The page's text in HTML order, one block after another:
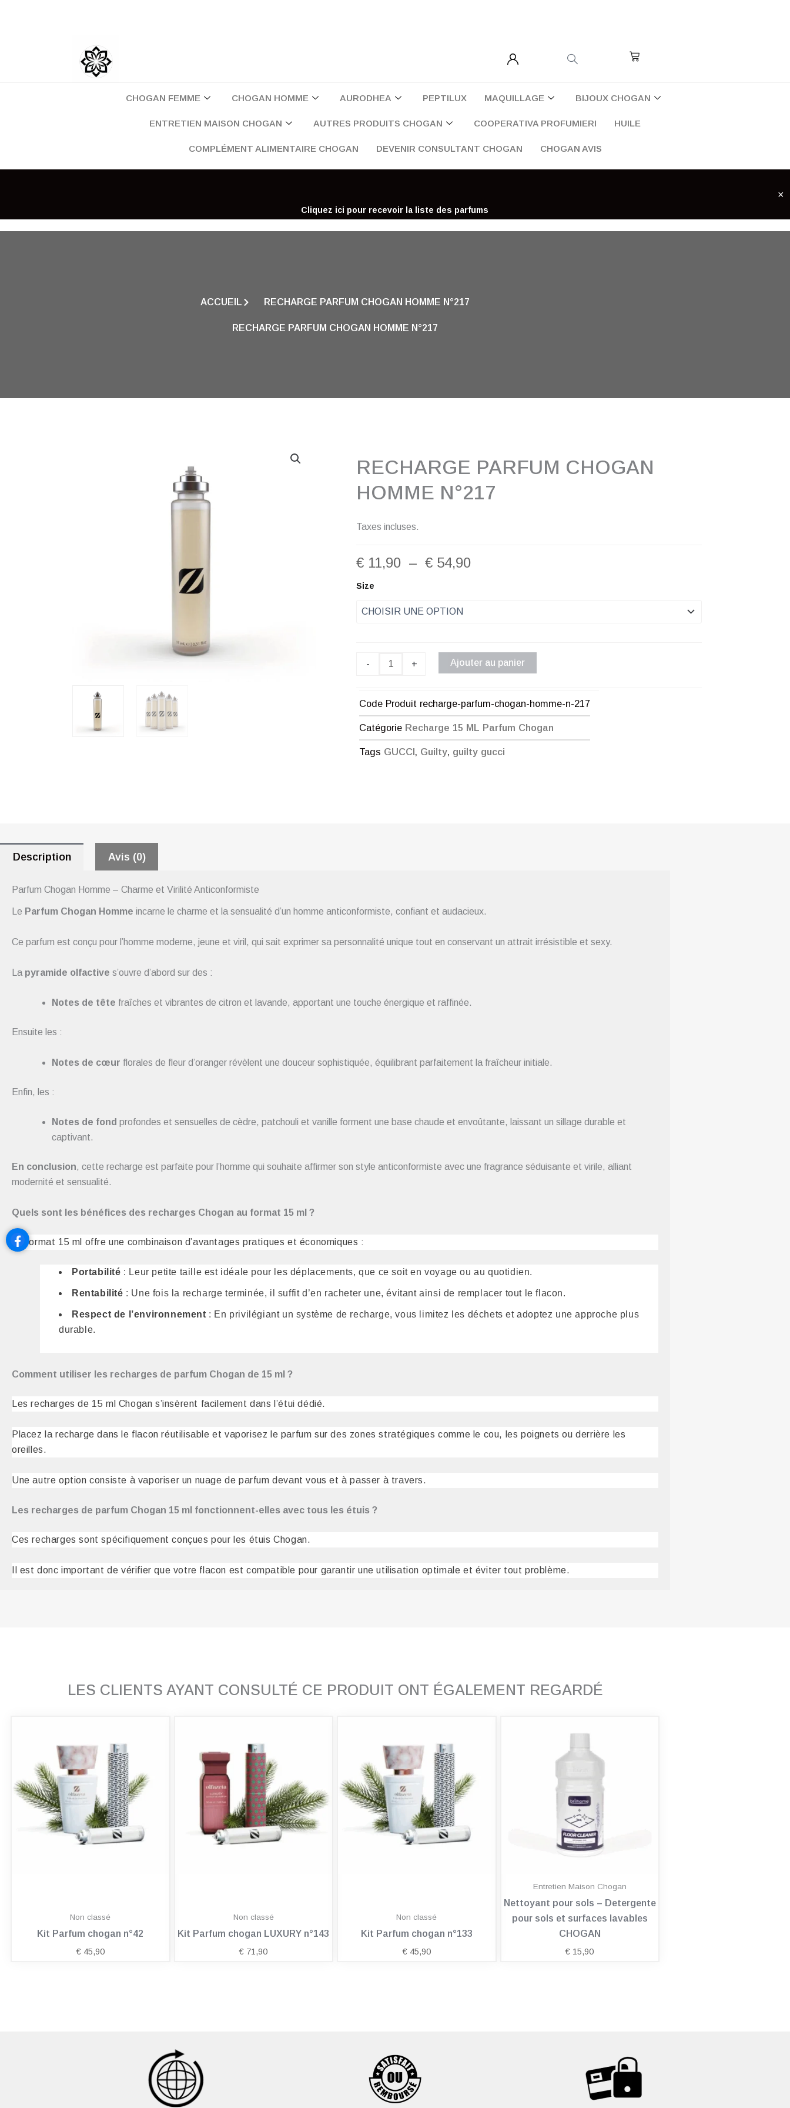
Cart
CHOGAN FEMME CHOGAN HOMME AURODHEA PEPTILUX MAQUILLAGE BIJOUX CHOGAN
ENTRETIEN MAISON CHOGAN AUTRES PRODUITS CHOGAN COOPERATIVA PROFUMIERI HUILE
COMPLÉMENT ALIMENTAIRE CHOGAN DEVENIR CONSULTANT CHOGAN CHOGAN AVIS
Cliquez ici pour recevoir la liste des parfums
×
ACCUEIL RECHARGE PARFUM CHOGAN HOMME N°217
RECHARGE PARFUM CHOGAN HOMME N°217
RECHARGE PARFUM CHOGAN
HOMME N°217
Taxes incluses.
€ 11,90 – € 54,90Plage
à
€ 54,90
Size
-
quantité
Recharge
Parfum
+ Ajouter au panier
Code Produit recharge-parfum-chogan-homme-n-217
Catégorie Recharge 15 ML Parfum Chogan
Tags GUCCI , Guilty, guilty gucci
Description Avis (0)
Parfum Chogan Homme – Charme et Virilité Anticonformiste
Le Parfum Chogan Homme incarne le charme et la sensualité d’un homme anticonformiste, confiant et audacieux.
Ce parfum est conçu pour l’homme moderne, jeune et viril, qui sait exprimer sa personnalité unique tout en conservant un attrait irrésistible et sexy.
La pyramide olfactive s’ouvre d’abord sur des :
Notes de tête fraîches et vibrantes de citron et lavande, apportant une touche énergique et raffinée.
Ensuite les :
Notes de cœur florales de fleur d’oranger révèlent une douceur sophistiquée, équilibrant parfaitement la fraîcheur initiale.
Enfin, les :
Notes de fond profondes et sensuelles de cèdre, patchouli et vanille forment une base chaude et envoûtante, laissant un sillage durable et
captivant.
En conclusion, cette recharge est parfaite pour l’homme qui souhaite affirmer son style anticonformiste avec une fragrance séduisante et virile, alliant
modernité et sensualité.
Quels sont les bénéfices des recharges Chogan au format 15 ml ?
Le format 15 ml offre une combinaison d’avantages pratiques et économiques :
Portabilité : Leur petite taille est idéale pour les déplacements, que ce soit en voyage ou au quotidien.
Rentabilité : Une fois la recharge terminée, il suffit d’en racheter une, évitant ainsi de remplacer tout le flacon.
Respect de l’environnement : En privilégiant un système de recharge, vous limitez les déchets et adoptez une approche plus
durable.
Comment utiliser les recharges de parfum Chogan de 15 ml ?
Les recharges de 15 ml Chogan s’insèrent facilement dans l’étui dédié.
Placez la recharge dans le flacon réutilisable et vaporisez le parfum sur des zones stratégiques comme le cou, les poignets ou derrière les
oreilles.
Une autre option consiste à vaporiser un nuage de parfum devant vous et à passer à travers.
Les recharges de parfum Chogan 15 ml fonctionnent-elles avec tous les étuis ?
Ces recharges sont spécifiquement conçues pour les étuis Chogan.
Il est donc important de vérifier que votre flacon est compatible pour garantir une utilisation optimale et éviter tout problème.
LES CLIENTS AYANT CONSULTÉ CE PRODUIT ONT ÉGALEMENT REGARDÉ
Non classé
Kit Parfum chogan n°42
€ 45,90
Non classé
Kit Parfum chogan LUXURY n°143
€ 71,90
Non classé
Kit Parfum chogan n°133
€ 45,90
Entretien Maison Chogan
Nettoyant pour sols – Detergente
pour sols et surfaces lavables
CHOGAN
€ 15,90